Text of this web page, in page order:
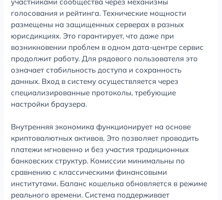
голосования и рейтинга. Технические мощности
размещены на защищенных серверах в разных
юрисдикциях. Это гарантирует, что даже при
возникновении проблем в одном дата-центре сервис
продолжит работу. Для рядового пользователя это
означает стабильность доступа и сохранность
данных. Вход в систему осуществляется через
специализированные протоколы, требующие
настройки браузера.
Внутренняя экономика функционирует на основе
криптовалютных активов. Это позволяет проводить
платежи мгновенно и без участия традиционных
банковских структур. Комиссии минимальны по
сравнению с классическими финансовыми
институтами. Баланс кошелька обновляется в режиме
реального времени. Система поддерживает